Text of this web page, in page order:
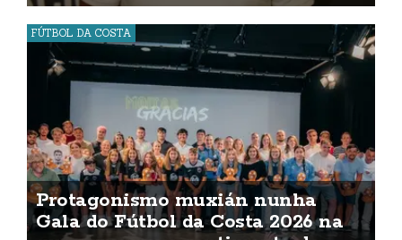
FÚTBOL DA COSTA
Protagonismo muxián nunha
Gala do Fútbol da Costa 2026 na